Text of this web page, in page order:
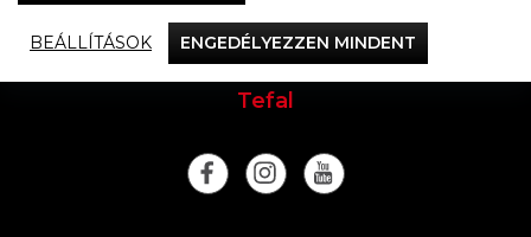
Vacsorázzunk együtt
Tefal
BEÁLLÍTÁSOK ENGEDÉLYEZZEN MINDENT